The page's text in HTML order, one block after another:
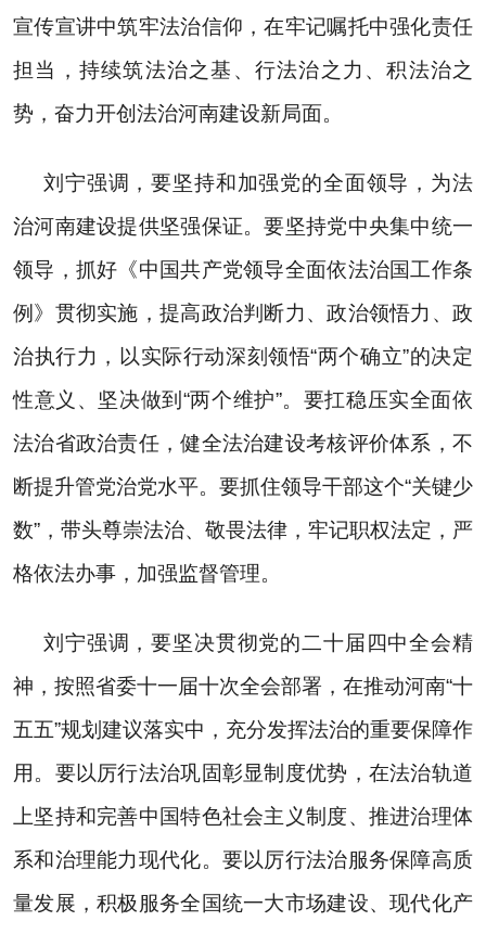
宣传宣讲中筑牢法治信仰，在牢记嘱托中强化责任
担当，持续筑法治之基、行法治之力、积法治之
势，奋力开创法治河南建设新局面。
刘宁强调，要坚持和加强党的全面领导，为法
治河南建设提供坚强保证。要坚持党中央集中统一
领导，抓好《中国共产党领导全面依法治国工作条
例》贯彻实施，提高政治判断力、政治领悟力、政
治执行力，以实际行动深刻领悟“两个确立”的决定
性意义、坚决做到 “两个维护”。要扛稳压实全面依
法治省政治责任，健全法治建设考核评价体系，不
断提升管党治党水平。要抓住领导干部这个“关键少
数” ，带头尊崇法治、敬畏法律，牢记职权法定，严
格依法办事，加强监督管理。
刘宁强调，要坚决贯彻党的二十届四中全会精
神，按照省委十一届十次全会部署，在推动河南“十
五五”规划建议落实中，充分发挥法治的重要保障作
用。要以厉行法治巩固彰显制度优势，在法治轨道
上坚持和完善中国特色社会主义制度、推进治理体
系和治理能力现代化。要以厉行法治服务保障高质
量发展，积极服务全国统一大市场建设、现代化产